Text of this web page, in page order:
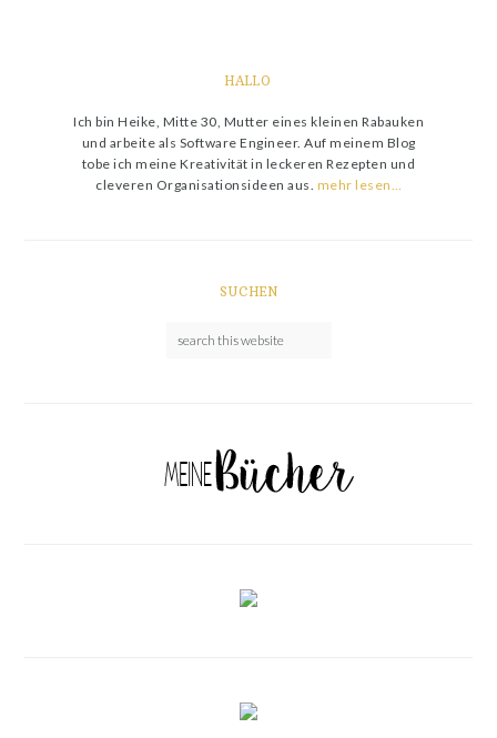
HALLO
Ich bin Heike, Mitte 30, Mutter eines kleinen Rabauken
und arbeite als Software Engineer. Auf meinem Blog
tobe ich meine Kreativität in leckeren Rezepten und
cleveren Organisationsideen aus. mehr lesen…
SUCHEN